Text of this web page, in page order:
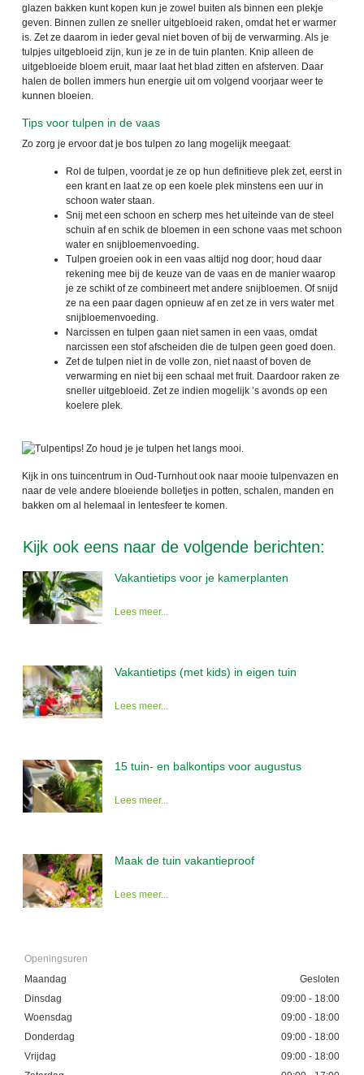
glazen bakken kunt kopen kun je zowel buiten als binnen een plekje
geven. Binnen zullen ze sneller uitgebloeid raken, omdat het er warmer
is. Zet ze daarom in ieder geval niet boven of bij de verwarming. Als je
tulpjes uitgebloeid zijn, kun je ze in de tuin planten. Knip alleen de
uitgebloeide bloem eruit, maar laat het blad zitten en afsterven. Daar
halen de bollen immers hun energie uit om volgend voorjaar weer te
kunnen bloeien.
Tips voor tulpen in de vaas
Zo zorg je ervoor dat je bos tulpen zo lang mogelijk meegaat:
Rol de tulpen, voordat je ze op hun definitieve plek zet, eerst in
een krant en laat ze op een koele plek minstens een uur in
schoon water staan.
Snij met een schoon en scherp mes het uiteinde van de steel
schuin af en schik de bloemen in een schone vaas met schoon
water en snijbloemenvoeding.
Tulpen groeien ook in een vaas altijd nog door; houd daar
rekening mee bij de keuze van de vaas en de manier waarop
je ze schikt of ze combineert met andere snijbloemen. Of snijd
ze na een paar dagen opnieuw af en zet ze in vers water met
snijbloemenvoeding.
Narcissen en tulpen gaan niet samen in een vaas, omdat
narcissen een stof afscheiden die de tulpen geen goed doen.
Zet de tulpen niet in de volle zon, niet naast of boven de
verwarming en niet bij een schaal met fruit. Daardoor raken ze
sneller uitgebloeid. Zet ze indien mogelijk ’s avonds op een
koelere plek.
Kijk in ons tuincentrum in Oud-Turnhout ook naar mooie tulpenvazen en
naar de vele andere bloeiende bolletjes in potten, schalen, manden en
bakken om al helemaal in lentesfeer te komen.
Kijk ook eens naar de volgende berichten:
Vakantietips voor je kamerplanten
Lees meer...
Vakantietips (met kids) in eigen tuin
Lees meer...
15 tuin- en balkontips voor augustus
Lees meer...
Maak de tuin vakantieproof
Lees meer...
Openingsuren
Maandag
Gesloten
Dinsdag
09:00 - 18:00
Woensdag
09:00 - 18:00
Donderdag
09:00 - 18:00
Vrijdag
09:00 - 18:00